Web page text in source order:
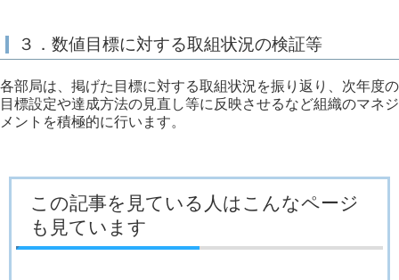
３．数値目標に対する取組状況の検証等
各部局は、掲げた目標に対する取組状況を振り返り、次年度の
目標設定や達成方法の見直し等に反映させるなど組織のマネジ
メントを積極的に行います。
この記事を見ている人はこんなページ
も見ています